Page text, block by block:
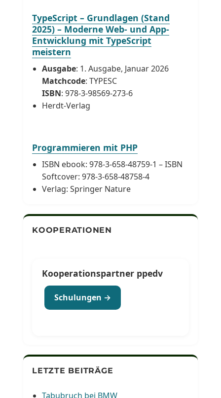
TypeScript – Grundlagen (Stand
2025) – Moderne Web- und App-
Entwicklung mit TypeScript
meistern
Ausgabe: 1. Ausgabe, Januar 2026
Matchcode: TYPESC
ISBN: 978-3-98569-273-6
Herdt-Verlag
Programmieren mit PHP
ISBN ebook: 978-3-658-48759-1 – ISBN
Softcover: 978-3-658-48758-4
Verlag: Springer Nature
KOOPERATIONEN
Kooperationspartner ppedv
Schulungen →
LETZTE BEITRÄGE
Tabubruch bei BMW